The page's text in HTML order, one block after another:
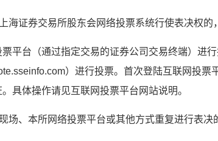
海证券交易所股东会网络投票系统行使表决权的
平台（通过指定交易的证券公司交易终端）进
）进行投票。首次登陆互联网投票
具体操作请见互联网投票平台网站说明。
场、本所网络投票平台或其他方式重复进行表决